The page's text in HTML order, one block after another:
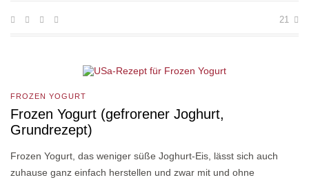
21
FROZEN YOGURT
Frozen Yogurt (gefrorener Joghurt,
Grundrezept)
Frozen Yogurt, das weniger süße Joghurt-Eis, lässt sich auch
zuhause ganz einfach herstellen und zwar mit und ohne